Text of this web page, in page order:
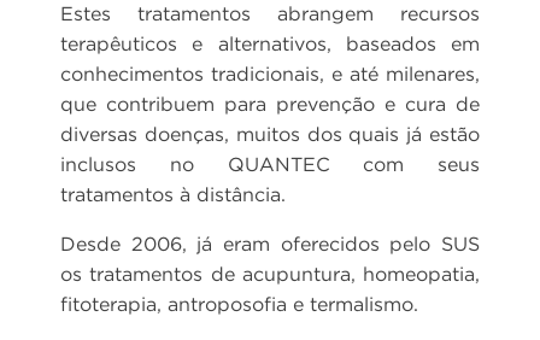
Estes tratamentos abrangem recursos
terapêuticos e alternativos, baseados em
conhecimentos tradicionais, e até milenares,
que contribuem para prevenção e cura de
diversas doenças, muitos dos quais já estão
inclusos no QUANTEC com seus
tratamentos à distância.
Desde 2006, já eram oferecidos pelo SUS
os tratamentos de acupuntura, homeopatia,
fitoterapia, antroposofia e termalismo.